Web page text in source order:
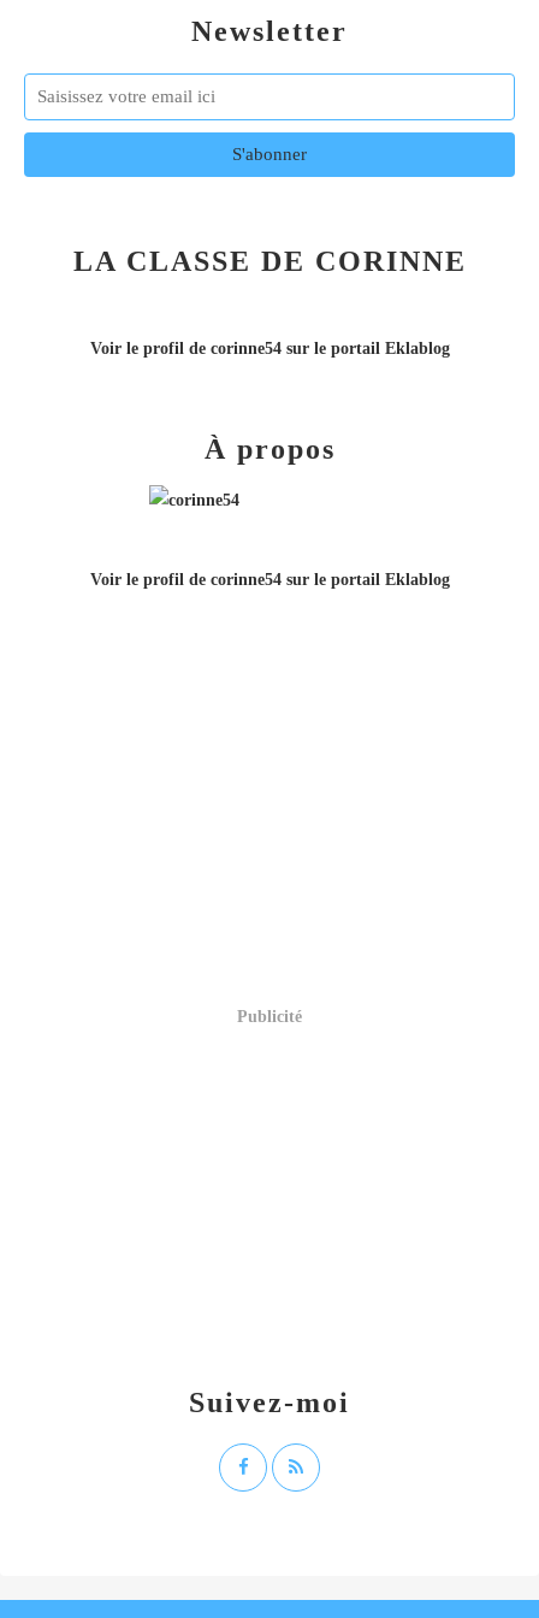
Newsletter
LA CLASSE DE CORINNE
Voir le profil de corinne54sur le portail Eklablog
Suivez-moi
À propos
Voir le profil de corinne54sur le portail Eklablog
Publicité